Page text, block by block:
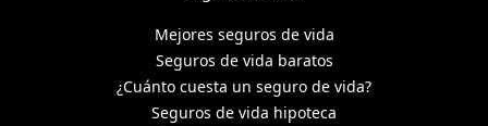
Mejores seguros de vida
Seguros de vida baratos
¿Cuánto cuesta un seguro de vida?
Seguros de vida hipoteca